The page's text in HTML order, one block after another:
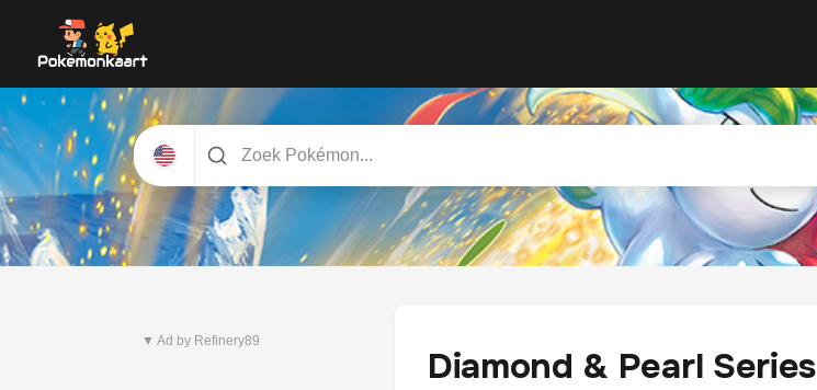
Pitch Black
▼ Ad by Refinery89
Diamond & Pearl Series